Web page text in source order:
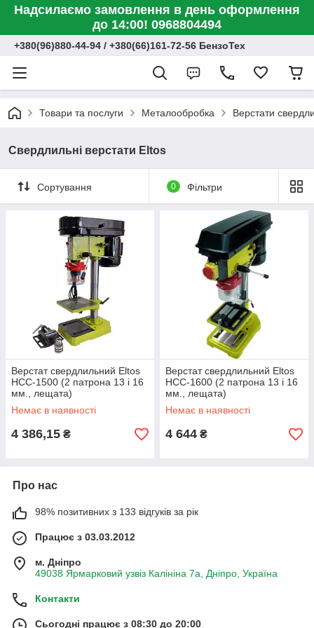
Надсилаємо замовлення в день оформлення
до 14:00! 0968804494
+380(96)880-44-94 / +380(66)161-72-56 БензоТех
Товари та послуги Металообробка Верстати
Свердлильні верстати Eltos
Сортування 0 Фільтри
Верстат свердлильний Eltos
HCC-1500 (2 патрона 13 і 16
мм., лещата)
Немає в наявності
4 386,15 ₴
Верстат свердлильний Eltos
HCC-1600 (2 патрона 13 і 16
мм., лещата)
Немає в наявності
4 644 ₴
Про нас
98% позитивних з 133 відгуків за рік
Працює з 03.03.2012
м. Дніпро
49038 Ярмарковий узвіз Калініна 7а, Дніпро, Україна
Контакти
Сьогодні працює з 08:30 до 20:00